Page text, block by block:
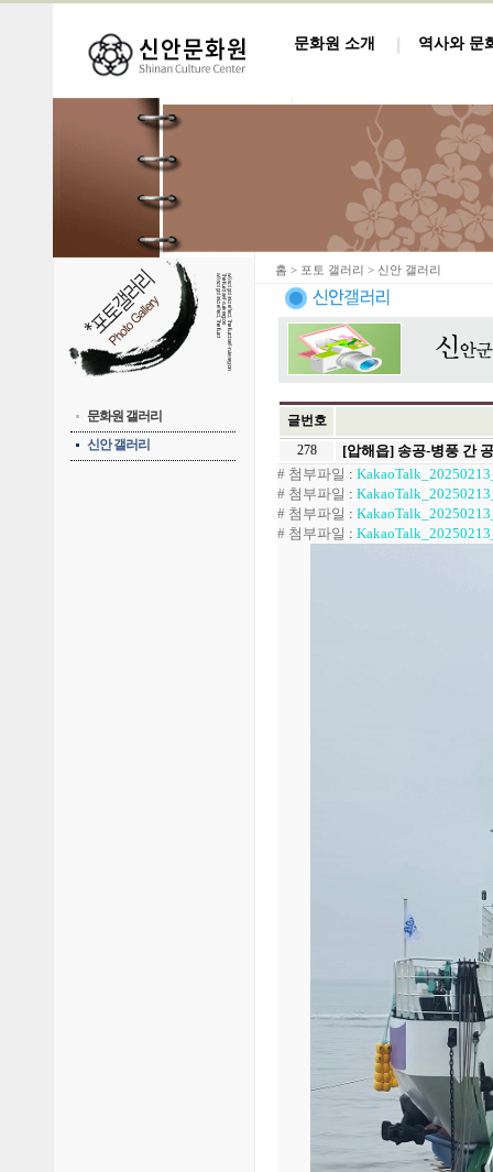
문화원 소개 역사와 문
문화원 갤러리
신안 갤러리
홈 > 포토 갤러리 > 신안 갤러리
글번호
278
[압해읍] 송공-병풍 간
# 첨부파일 :
# 첨부파일 :
# 첨부파일 :
# 첨부파일 :